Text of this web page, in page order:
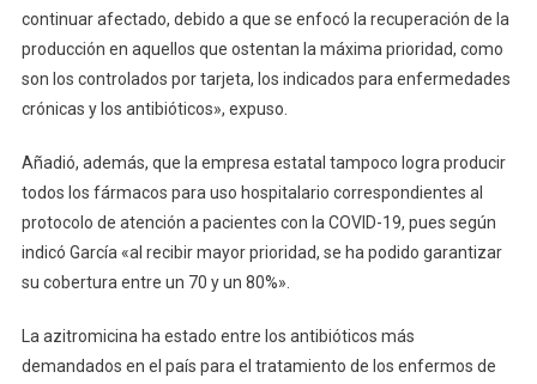
continuar afectado, debido a que se enfocó la recuperación de la
producción en aquellos que ostentan la máxima prioridad, como
son los controlados por tarjeta, los indicados para enfermedades
crónicas y los antibióticos», expuso.
Añadió, además, que la empresa estatal tampoco logra producir
todos los fármacos para uso hospitalario correspondientes al
protocolo de atención a pacientes con la COVID-19, pues según
indicó García «al recibir mayor prioridad, se ha podido garantizar
su cobertura entre un 70 y un 80%».
La azitromicina ha estado entre los antibióticos más
demandados en el país para el tratamiento de los enfermos de